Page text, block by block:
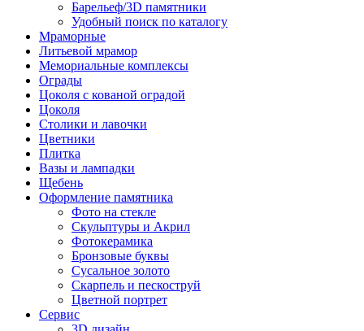
Барельеф/3D памятники
Удобный поиск по каталогу
Мраморные
Литьевой мрамор
Мемориальные комплексы
Ограды
Цоколя с кованой оградой
Цоколя
Столики и лавочки
Цветники
Плитка
Вазы и лампадки
Щебень
Оформление памятника
Фото на стекле
Скульптуры и Акрил
Фотокерамика
Бронзовые буквы
Сусальное золото
Скарпель и пескоструй
Цветной портрет
Сервис